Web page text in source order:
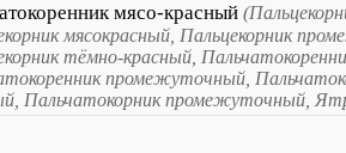
мясо-красный
мясокрасный, Пальцекорник
тёмно-красный,
промежуточный,
Пальчатокорник промежуточный,